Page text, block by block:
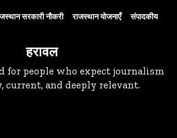
सरकारी नौकरी राजस्थान योजनाएँ संपादकीय
हरावल
for people who expect journalism
and deeply relevant.